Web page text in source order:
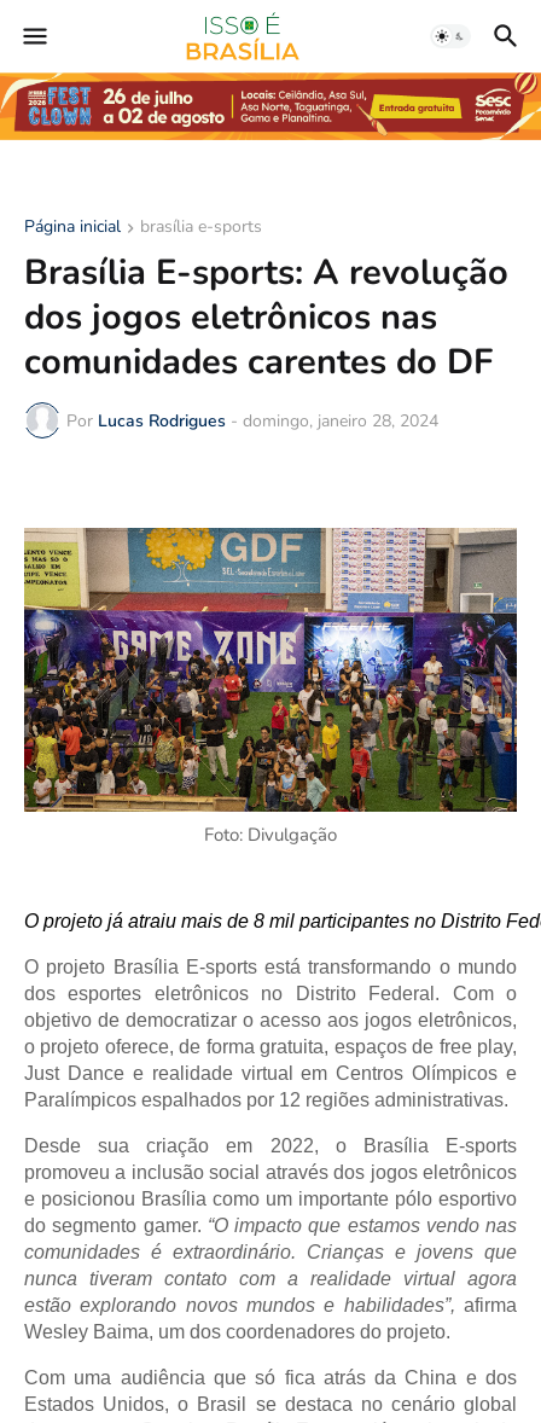
Página inicial brasília e-sports
Brasília E-sports: A revolução
dos jogos eletrônicos nas
comunidades carentes do DF
Por Lucas Rodrigues - domingo, janeiro 28, 2024
Foto: Divulgação
O projeto já atraiu mais de 8 mil participantes no Distrito
O projeto Brasília E-sports está transformando o mundo
dos esportes eletrônicos no Distrito Federal. Com o
objetivo de democratizar o acesso aos jogos eletrônicos,
o projeto oferece, de forma gratuita, espaços de free play,
Just Dance e realidade virtual em Centros Olímpicos e
Paralímpicos espalhados por 12 regiões administrativas.
Desde sua criação em 2022, o Brasília E-sports
promoveu a inclusão social através dos jogos eletrônicos
e posicionou Brasília como um importante pólo esportivo
do segmento gamer. “O impacto que estamos vendo nas
comunidades é extraordinário. Crianças e jovens que
nunca tiveram contato com a realidade virtual agora
estão explorando novos mundos e habilidades”, afirma
Wesley Baima, um dos coordenadores do projeto.
Com uma audiência que só fica atrás da China e dos
Estados Unidos, o Brasil se destaca no cenário global